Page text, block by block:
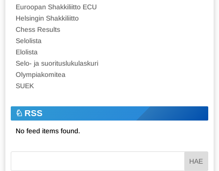
Euroopan Shakkiliitto ECU
Helsingin Shakkiliitto
Chess Results
Selolista
Elolista
Selo- ja suorituslukulaskuri
Olympiakomitea
SUEK
RSS
No feed items found.